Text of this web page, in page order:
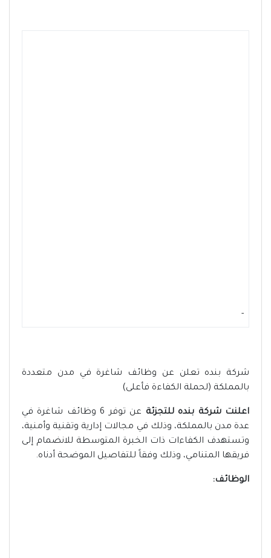
-
شركة بنده تعلن عن وظائف شاغرة في مدن متعددة
بالمملكة (لحملة الكفاءة فأعلى)
اعلنت شركة بنده للتجزئة
عن توفر 6 وظائف شاغرة في
عدة مدن بالمملكة، وذلك في مجالات إدارية وتقنية وأمنية،
وتستهدف الكفاءات ذات الخبرة المتوسطة للانضمام إلى
فريقها المتنامي، وذلك وفقاً للتفاصيل الموضحة أدناه.
الوظائف: